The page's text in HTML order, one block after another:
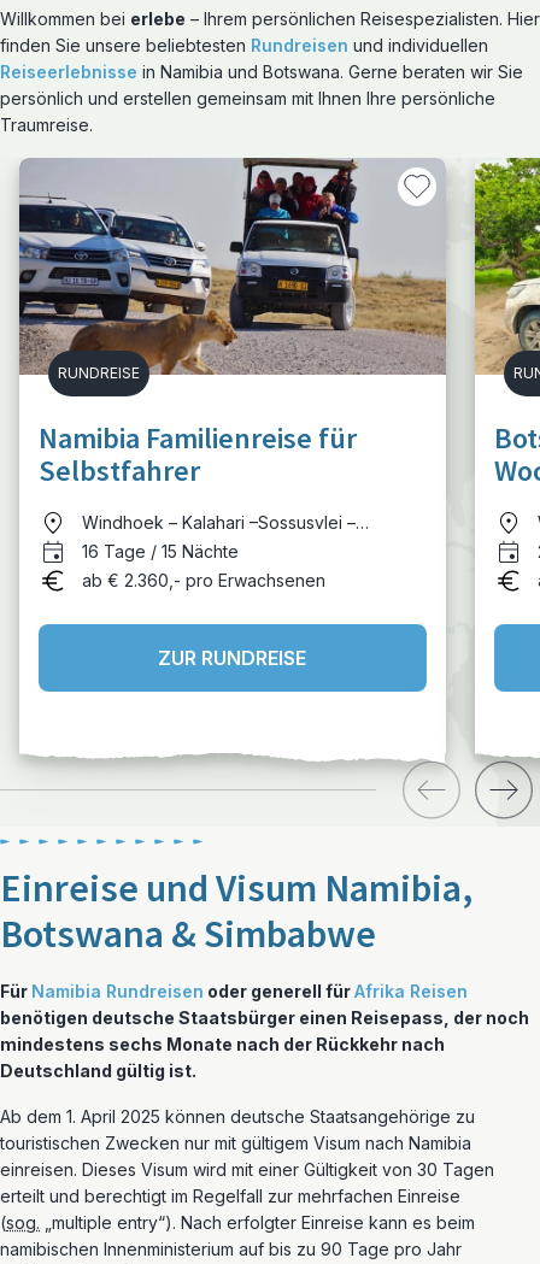
Willkommen bei erlebe – Ihrem persönlichen Reisespezialisten. Hier
finden Sie unsere beliebtesten Rundreisen und individuellen
Reiseerlebnisse in Namibia und Botswana. Gerne beraten wir Sie
persönlich und erstellen gemeinsam mit Ihnen Ihre persönliche
Traumreise.
RUNDREISE
Namibia Familienreise für
Selbstfahrer
Windhoek – Kalahari –Sossusvlei –
Swakopmund – Brandberg – Etosha –
Okanjati - Windhoek
16 Tage / 15 Nächte
ab € 2.360,- pro Erwachsenen
ZUR RUNDREISE
Einreise und Visum Namibia,
Botswana & Simbabwe
Für Namibia Rundreisen oder generell fürAfrika Reisen
benötigen deutsche Staatsbürger einen Reisepass, der noch
mindestens sechs Monate nach der Rückkehr nach
Deutschland gültig ist.
Ab dem 1. April 2025 können deutsche Staatsangehörige zu
touristischen Zwecken nur mit gültigem Visum nach Namibia
einreisen. Dieses Visum wird mit einer Gültigkeit von 30 Tagen
erteilt und berechtigt im Regelfall zur mehrfachen Einreise
(sog. „multiple entry“). Nach erfolgter Einreise kann es beim
namibischen Innenministerium auf bis zu 90 Tage pro Jahr